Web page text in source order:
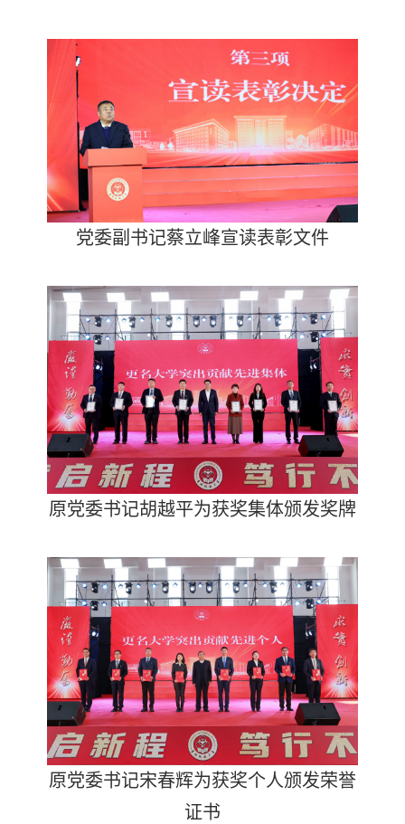
党委副书记蔡立峰宣读表彰文件
原党委书记胡越平为获奖集体颁发奖牌
原党委书记宋春辉为获奖个人颁发荣誉
证书